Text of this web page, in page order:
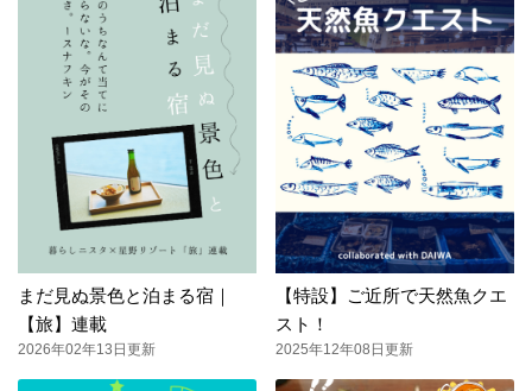
まだ見ぬ景色と泊まる宿｜
【旅】連載
2026年02年13日更新
【特設】ご近所で天然魚クエ
スト！
2025年12年08日更新